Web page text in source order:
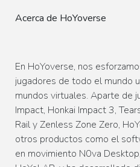
Acerca de HoYoverse
En HoYoverse, nos
jugadores de todo el mundo
mundos virtuales. Aparte de
Impact, Honkai Impact 3,
Rail y Zenless Zone Zero,
otros productos como el
en movimiento N0va